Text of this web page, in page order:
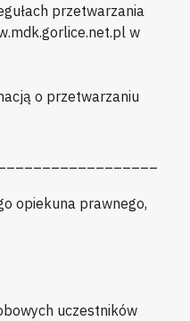
przetwarzania
w
o przetwarzaniu
opiekuna prawnego,
uczestników